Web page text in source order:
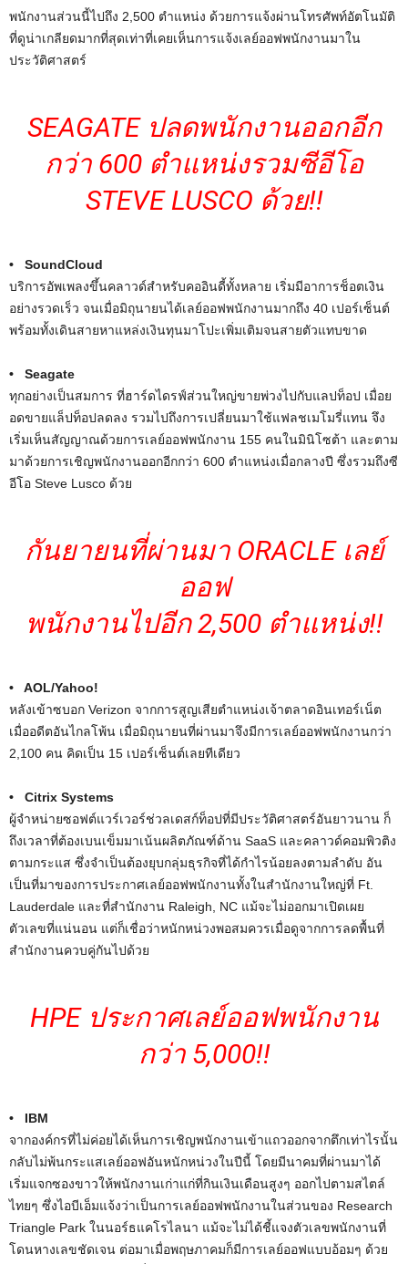
พนักงานส่วนนี้ไปถึง 2,500 ตำแหน่ง ด้วยการแจ้งผ่านโทรศัพท์อัตโนมัติ
ที่ดูน่าเกลียดมากที่สุดเท่าที่เคยเห็นการแจ้งเลย์ออฟพนักงานมาใน
ประวัติศาสตร์
SEAGATE ปลดพนักงานออกอีก
กว่า 600 ตำแหน่งรวมซีอีโอ
STEVE LUSCO ด้วย!!
• SoundCloud
บริการอัพเพลงขึ้นคลาวด์สำหรับคออินดี้ทั้งหลาย เริ่มมีอาการช็อตเงิน
อย่างรวดเร็ว จนเมื่อมิถุนายนได้เลย์ออฟพนักงานมากถึง 40 เปอร์เซ็นต์
พร้อมทั้งเดินสายหาแหล่งเงินทุนมาโปะเพิ่มเติมจนสายตัวแทบขาด
• Seagate
ทุกอย่างเป็นสมการ ที่ฮาร์ดไดรฟ์ส่วนใหญ่ขายพ่วงไปกับแลปท็อป เมื่อย
อดขายแล็ปท็อปลดลง รวมไปถึงการเปลี่ยนมาใช้แฟลชเมโมรี่แทน จึง
เริ่มเห็นสัญญาณด้วยการเลย์ออฟพนักงาน 155 คนในมินิโซต้า และตาม
มาด้วยการเชิญพนักงานออกอีกกว่า 600 ตำแหน่งเมื่อกลางปี ซึ่งรวมถึงซี
อีโอ Steve Lusco ด้วย
กันยายนที่ผ่านมา ORACLE เลย์
ออฟ
พนักงานไปอีก 2,500 ตำแหน่ง!!
• AOL/Yahoo!
หลังเข้าซบอก Verizon จากการสูญเสียตำแหน่งเจ้าตลาดอินเทอร์เน็ต
เมื่ออดีตอันไกลโพ้น เมื่อมิถุนายนที่ผ่านมาจึงมีการเลย์ออฟพนักงานกว่า
2,100 คน คิดเป็น 15 เปอร์เซ็นต์เลยทีเดียว
• Citrix Systems
ผู้จำหน่ายซอฟต์แวร์เวอร์ช่วลเดสก์ท็อปที่มีประวัติศาสตร์อันยาวนาน ก็
ถึงเวลาที่ต้องเบนเข็มมาเน้นผลิตภัณฑ์ด้าน SaaS และคลาวด์คอมพิวติง
ตามกระแส ซึ่งจำเป็นต้องยุบกลุ่มธุรกิจที่ได้กำไรน้อยลงตามลำดับ อัน
เป็นที่มาของการประกาศเลย์ออฟพนักงานทั้งในสำนักงานใหญ่ที่ Ft.
Lauderdale และที่สำนักงาน Raleigh, NC แม้จะไม่ออกมาเปิดเผย
ตัวเลขที่แน่นอน แต่ก็เชื่อว่าหนักหน่วงพอสมควรเมื่อดูจากการลดพื้นที่
สำนักงานควบคู่กันไปด้วย
HPE ประกาศเลย์ออฟพนักงาน
กว่า 5,000!!
• IBM
จากองค์กรที่ไม่ค่อยได้เห็นการเชิญพนักงานเข้าแถวออกจากตึกเท่าไรนั้น
กลับไม่พ้นกระแสเลย์ออฟอันหนักหน่วงในปีนี้ โดยมีนาคมที่ผ่านมาได้
เริ่มแจกซองขาวให้พนักงานเก่าแก่ที่กินเงินเดือนสูงๆ ออกไปตามสไตล์
ไทยๆ ซึ่งไอบีเอ็มแจ้งว่าเป็นการเลย์ออฟพนักงานในส่วนของ Research
Triangle Park ในนอร์ธแคโรไลนา แม้จะไม่ได้ชี้แจงตัวเลขพนักงานที่
โดนหางเลขชัดเจน ต่อมาเมื่อพฤษภาคมก็มีการเลย์ออฟแบบอ้อมๆ ด้วย